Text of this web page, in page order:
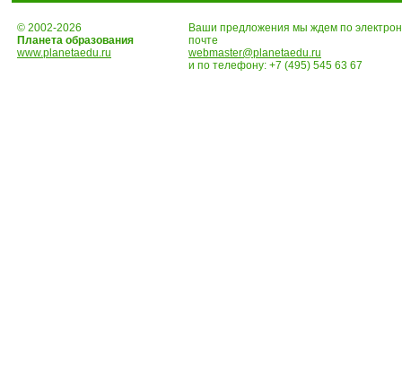
© 2002-2026
Планета образования
www.planetaedu.ru
Ваши предложения мы ждем по
почте
webmaster@planetaedu.ru
и по телефону: +7 (495) 545 63 67